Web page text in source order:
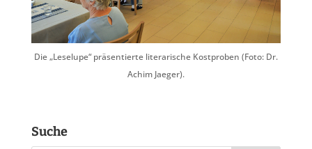
Die „Leselupe“ präsentierte literarische Kostproben (Foto: Dr.
Achim Jaeger).
Suche